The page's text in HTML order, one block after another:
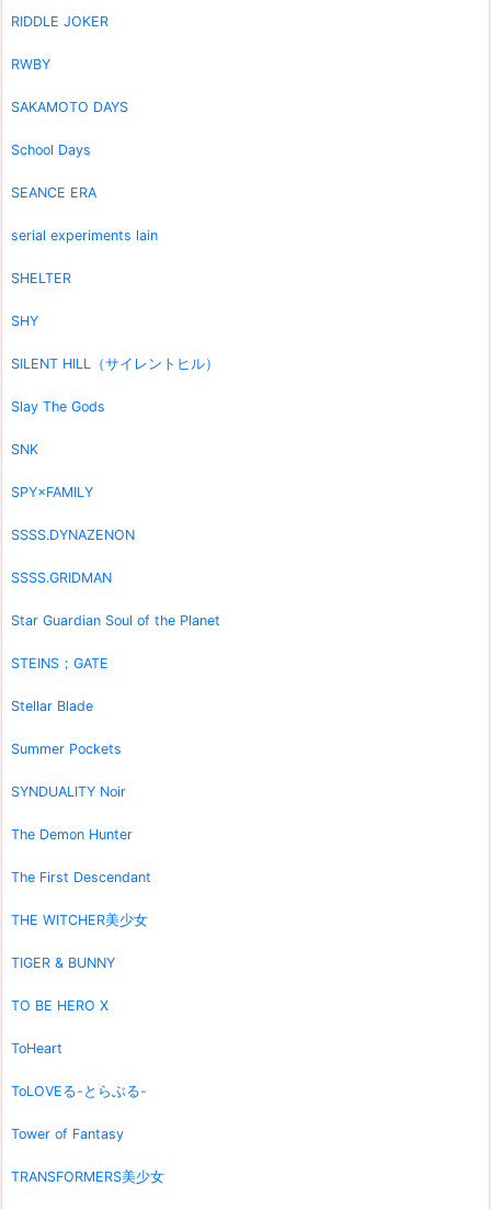
RIDDLE JOKER
RWBY
SAKAMOTO DAYS
School Days
SEANCE ERA
serial experiments lain
SHELTER
SHY
SILENT HILL（サイレントヒル）
Slay The Gods
SNK
SPY×FAMILY
SSSS.DYNAZENON
SSSS.GRIDMAN
Star Guardian Soul of the Planet
STEINS；GATE
Stellar Blade
Summer Pockets
SYNDUALITY Noir
The Demon Hunter
The First Descendant
THE WITCHER美少女
TIGER & BUNNY
TO BE HERO X
ToHeart
ToLOVEる-とらぶる-
Tower of Fantasy
TRANSFORMERS美少女